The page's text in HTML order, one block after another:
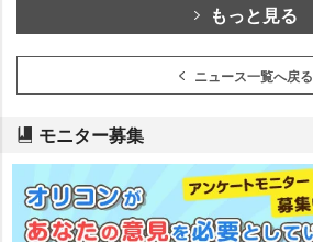
もっと見る
ニュース一覧へ戻る
モニター募集